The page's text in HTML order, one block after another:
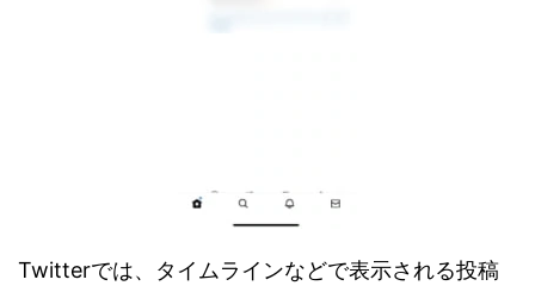
Twitterでは、タイムラインなどで表示される投稿